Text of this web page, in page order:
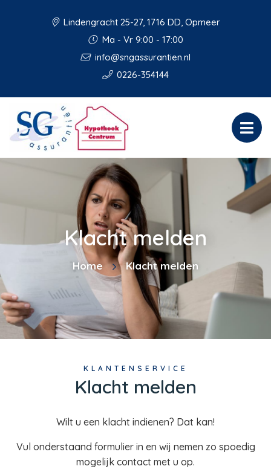
Lindengracht 25-27, 1716 DD, Opmeer
Ma - Vr 9:00 - 17:00
info@sngassurantien.nl
0226-354144
Klacht melden
Home Klacht melden
Klacht melden
KLANTENSERVICE
Wilt u een klacht indienen? Dat kan!
Vul onderstaand formulier in en wij nemen zo spoedig
mogelijk contact met u op.